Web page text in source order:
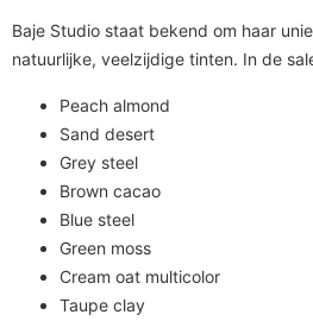
Baje Studio staat bekend om haar
natuurlijke, veelzijdige tinten. In de
Peach almond
Sand desert
Grey steel
Brown cacao
Blue steel
Green moss
Cream oat multicolor
Taupe clay